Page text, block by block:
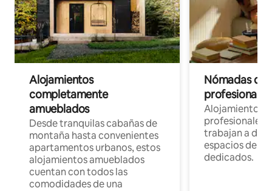
Alojamientos
completamente
amueblados
Desde tranquilas cabañas de
montaña hasta convenientes
apartamentos urbanos, estos
alojamientos amueblados
cuentan con todos las
comodidades de una
Nómadas
Alojamientos
profesionales
trabajan a
espacios de
dedicados.